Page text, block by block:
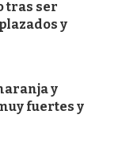
tras ser
y
y
fuertes y